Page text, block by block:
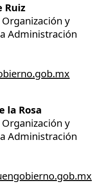
Ruiz
y
Administración
la Rosa
y
Administración